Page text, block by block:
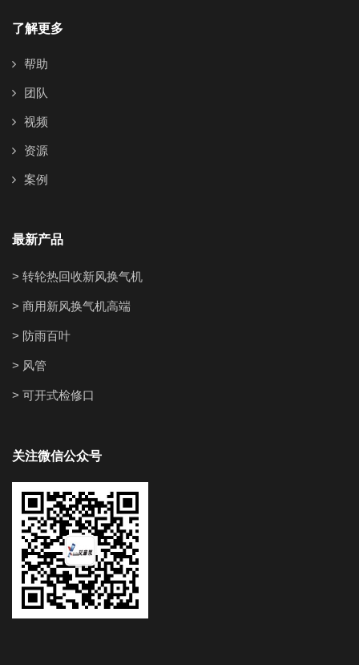
了解更多
帮助
团队
视频
资源
案例
最新产品
> 转轮热回收新风换气机
> 商用新风换气机高端
> 防雨百叶
> 风管
> 可开式检修口
关注微信公众号